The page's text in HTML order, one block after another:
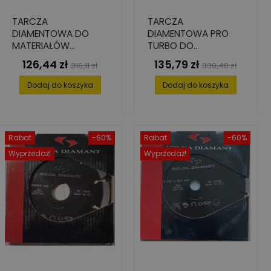
TARCZA
DIAMENTOWA DO
MATERIAŁÓW
ABRAZYJNYCH, 230
MM X 22.2 MM X 2.6
MM X 8 MM
Cena
126,44 zł Cena
podstawowa
316,11 zł
Dodaj do koszyka
TARCZA
DIAMENTOWA PRO
TURBO DO
MATERIAŁÓW
ABRAZYJNYCH, 230
MM X 22.2 MM X 2.5
MM X 7.5 MM
Cena
135,79 zł Cena
podstawowa
339,48 zł
Dodaj do koszyka
-60%
Rabat
Wyprzedaż!
-60%
Rabat
Wyprzedaż!